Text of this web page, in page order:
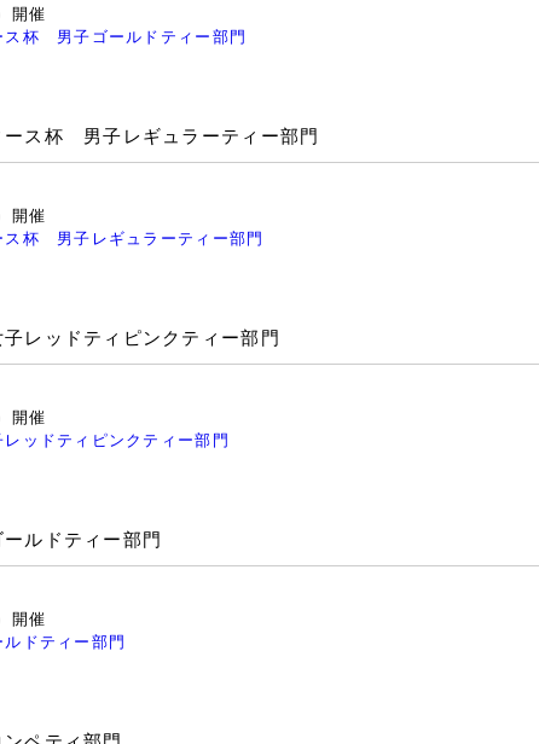
開催
ス杯 男子ゴールドティー部門
ース杯 男子レギュラーティー部門
開催
ス杯 男子レギュラーティー部門
レッドティピンクティー部門
開催
ッドティピンクティー部門
ルドティー部門
開催
ドティー部門